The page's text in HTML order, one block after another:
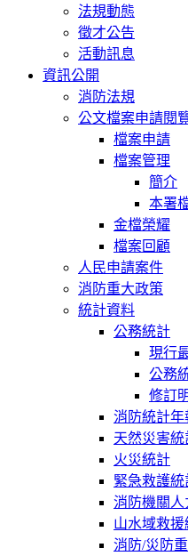
法規動態
徵才公告
活動訊息
資訊公開
消防法規
公文檔案申請閱
檔案申請
檔案管理
簡介
本署
金檔榮耀
檔案回顧
人民申請案件
消防重大政策
統計資料
公務統計
現行
公務
修訂
消防統計年
天然災害統
火災統計
緊急救護統
消防機關人
山水域救援
消防/災防